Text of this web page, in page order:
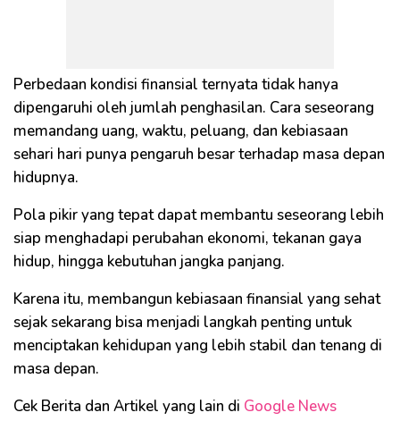
Perbedaan kondisi finansial ternyata tidak hanya
dipengaruhi oleh jumlah penghasilan. Cara seseorang
memandang uang, waktu, peluang, dan kebiasaan
sehari hari punya pengaruh besar terhadap masa depan
hidupnya.
Pola pikir yang tepat dapat membantu seseorang lebih
siap menghadapi perubahan ekonomi, tekanan gaya
hidup, hingga kebutuhan jangka panjang.
Karena itu, membangun kebiasaan finansial yang sehat
sejak sekarang bisa menjadi langkah penting untuk
menciptakan kehidupan yang lebih stabil dan tenang di
masa depan.
Cek Berita dan Artikel yang lain di Google News